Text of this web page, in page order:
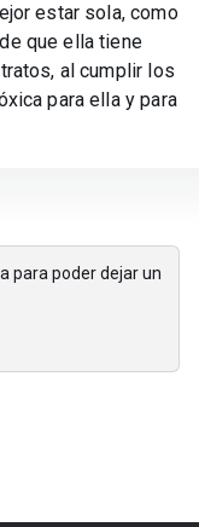
estar sola, como
que ella tiene
al cumplir los
para ella y para
para poder dejar un